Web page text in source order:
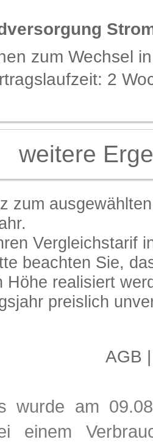
wurde am
einem